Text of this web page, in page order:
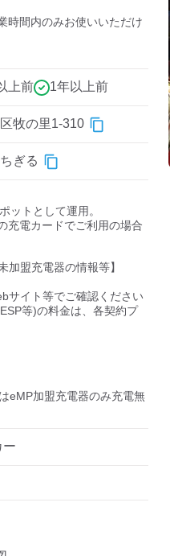
時間内のみお使いいただけ
上前 1年以上前
牧の里1-310
ぎる
ットとして運用。
充電カードでご利用の場合
加盟充電器の情報等】
サイト等でご確認ください
等)の料金は、各契約プ
eMP加盟充電器のみ充電無
ー